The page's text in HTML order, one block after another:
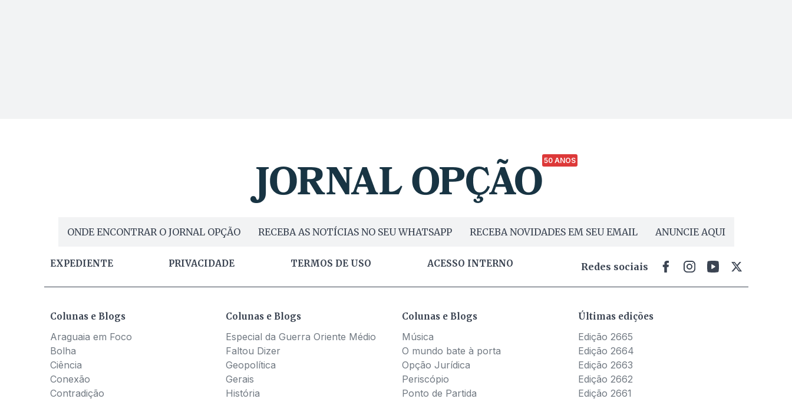
50 ANOS
ONDE ENCONTRAR O JORNAL OPÇÃO RECEBA AS NOTÍCIAS NO SEU WHATSAPP RECEBA NOVIDADES EM SEU EMAIL ANUNCIE AQUI
EXPEDIENTE PRIVACIDADE TERMOS DE USO ACESSO INTERNO Redes sociais
Colunas e Blogs
Araguaia em Foco
Bolha
Ciência
Conexão
Contradição
Colunas e Blogs
Especial da Guerra Oriente Médio
Faltou Dizer
Geopolítica
Gerais
História
Colunas e Blogs
Música
O mundo bate à porta
Opção Jurídica
Periscópio
Ponto de Partida
Últimas edições
Edição 2665
Edição 2664
Edição 2663
Edição 2662
Edição 2661